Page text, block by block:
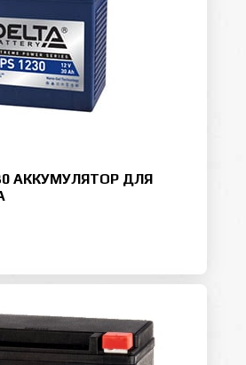
АККУМУЛЯТОР ДЛЯ